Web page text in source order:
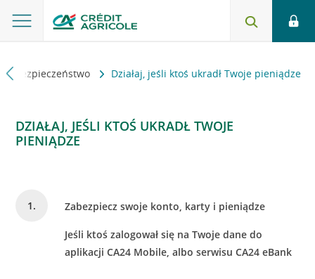
Bezpieczeństwo Działaj, jeśli ktoś ukradł Twoje pieniądze
DZIAŁAJ, JEŚLI KTOŚ UKRADŁ TWOJE
PIENIĄDZE
Zabezpiecz swoje konto, karty i pieniądze
Jeśli ktoś zalogował się na Twoje dane do
aplikacji CA24 Mobile, albo serwisu CA24 eBank